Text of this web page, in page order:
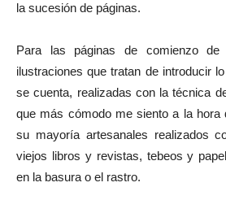
la sucesión de páginas.
Para las páginas de comienzo de
ilustraciones que tratan de introducir
se cuenta, realizadas con la técnica
que más cómodo me siento a la hora
su mayoría artesanales realizados
viejos libros y revistas, tebeos y
en la basura o el rastro.